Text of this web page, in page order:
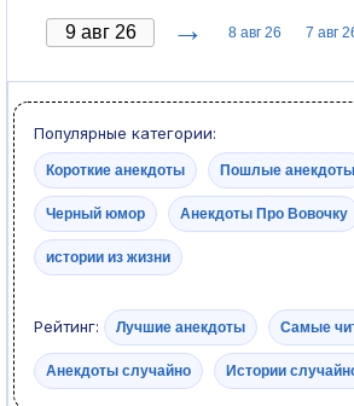
→ 8 авг 26 7 авг
Популярные категории:
Короткие анекдоты Пошлые анекдоты
Черный юмор Анекдоты Про Вовочку
истории из жизни
Рейтинг: Лучшие анекдоты Самые
Анекдоты случайно Истории